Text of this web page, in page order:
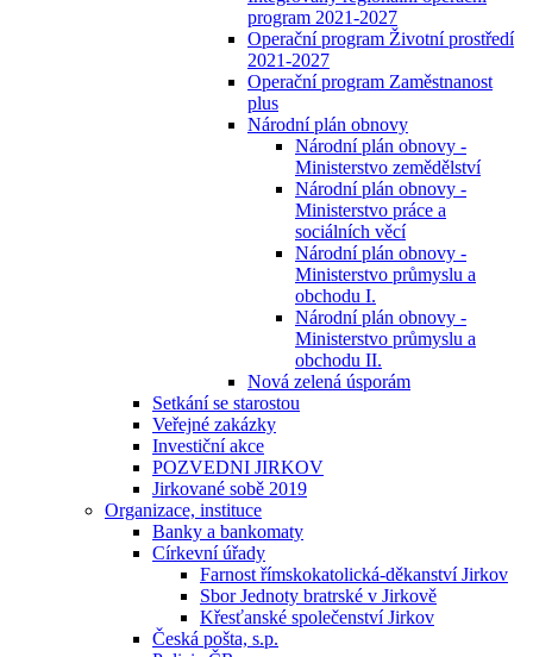
program 2021-2027
Operační program Životní prostředí
2021-2027
Operační program Zaměstnanost
plus
Národní plán obnovy
Národní plán obnovy -
Ministerstvo zemědělství
Národní plán obnovy -
Ministerstvo práce a
sociálních věcí
Národní plán obnovy -
Ministerstvo průmyslu a
obchodu I.
Národní plán obnovy -
Ministerstvo průmyslu a
obchodu II.
Nová zelená úsporám
Setkání se starostou
Veřejné zakázky
Investiční akce
POZVEDNI JIRKOV
Jirkované sobě 2019
Organizace, instituce
Banky a bankomaty
Církevní úřady
Farnost římskokatolická-děkanství Jirkov
Sbor Jednoty bratrské v Jirkově
Křesťanské společenství Jirkov
Česká pošta, s.p.